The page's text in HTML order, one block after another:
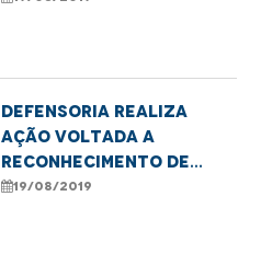
Defensoria realiza
ação voltada a
reconhecimento de
paternidade
19/08/2019